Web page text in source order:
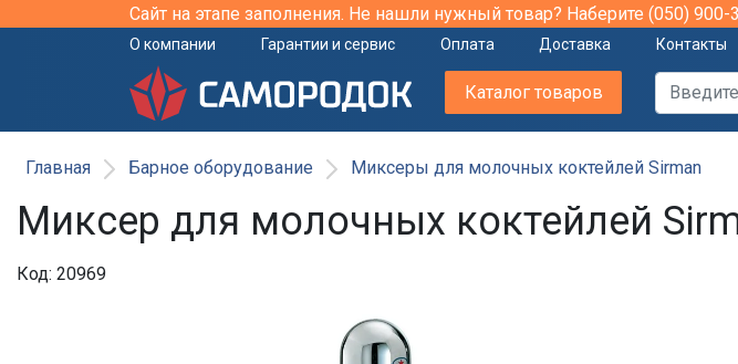
Сайт на этапе заполнения. Не нашли нужный товар? Наберите (050) 900-
О компании Гарантии и сервис Оплата Доставка Контакты
Каталог товаров
Главная Барное оборудование Миксеры для молочных коктейлей Sirman
Миксер для молочных коктейлей
Код: 20969